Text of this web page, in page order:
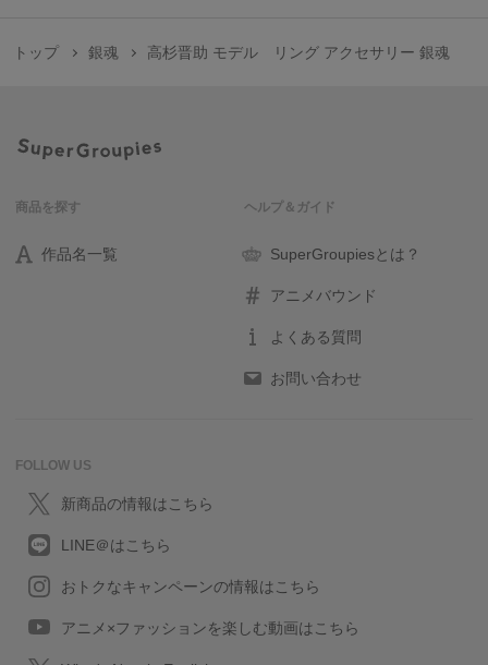
トップ 銀魂 高杉晋助 モデル リング アクセサリー 銀魂
商品を探す
作品名一覧
ヘルプ＆ガイド
SuperGroupiesとは？
アニメバウンド
よくある質問
お問い合わせ
FOLLOW US
新商品の情報はこちら
LINE＠はこちら
おトクなキャンペーンの情報はこちら
アニメ×ファッションを楽しむ動画はこちら